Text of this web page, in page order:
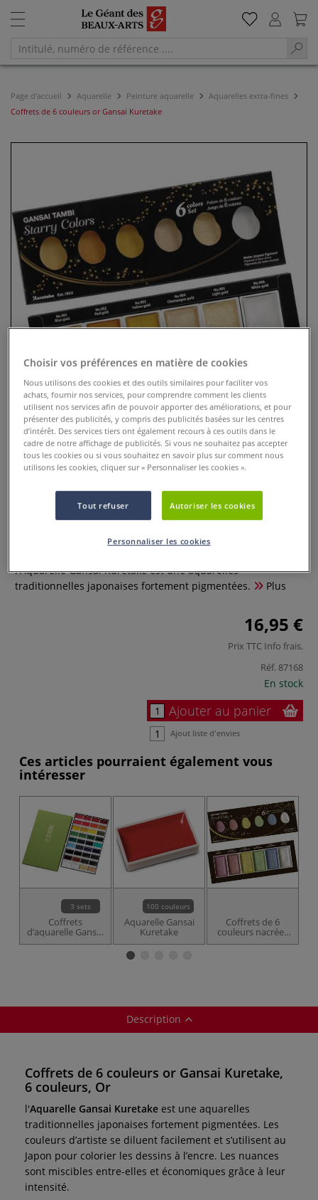
Page d'accueil Aquarelle Peinture aquarelle
Aquarelles extra-fines
Coffrets de 6 couleurs or Gansai Kuretake
Coffrets de 6 couleurs or Gansai
Kuretake
0 Commentaires
l'Aquarelle Gansai Kuretake est une aquarelles
traditionnelles japonaises fortement pigmentées.
Plus
16,95 €
Prix TTC Info frais.
Réf. 87168
En stock
Ajouter au panier
Ajout liste d'envies
Ces articles pourraient également vous
intéresser
3 sets
Coffrets
d’aquarelle Gansai
Kuretake
100 couleurs
Aquarelle Gansai
Kuretake
Coffrets de 6
couleurs nacrées
Gansai Kuretake
Description
Coffrets de 6 couleurs or Gansai Kuretake,
6 couleurs, Or
l'Aquarelle Gansai Kuretake est une aquarelles
traditionnelles japonaises fortement pigmentées. Les
couleurs d’artiste se diluent facilement et s’utilisent au
Japon pour colorier les dessins à l’encre. Les nuances
sont miscibles entre-elles et économiques grâce à leur
intensité.
Choisir vos préférences en matière de cookies
Nous utilisons des cookies et des outils similaires pour faciliter vos
achats, fournir nos services, pour comprendre comment les clients
utilisent nos services afin de pouvoir apporter des améliorations, et pour
présenter des publicités, y compris des publicités basées sur les centres
d’intérêt. Des services tiers ont également recours à ces outils dans le
cadre de notre affichage de publicités. Si vous ne souhaitez pas accepter
tous les cookies ou si vous souhaitez en savoir plus sur comment nous
utilisons les cookies, cliquer sur « Personnaliser les cookies ».
Tout refuser Autoriser les cookies
Personnaliser les cookies